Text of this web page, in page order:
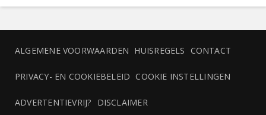
ALGEMENE VOORWAARDEN HUISREGELS CONTACT
PRIVACY- EN COOKIEBELEID COOKIE INSTELLINGEN
ADVERTENTIEVRIJ? DISCLAIMER